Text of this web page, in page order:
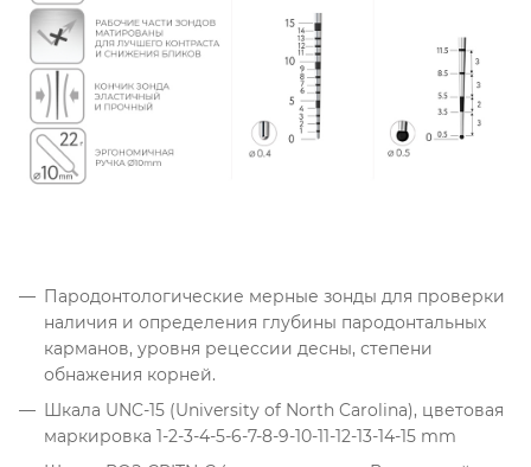
Пародонтологические мерные зонды для проверки
наличия и определения глубины пародонтальных
карманов, уровня рецессии десны, степени
обнажения корней.
Шкала UNC-15 (University of North Carolina), цветовая
маркировка 1-2-3-4-5-6-7-8-9-10-11-12-13-14-15 mm